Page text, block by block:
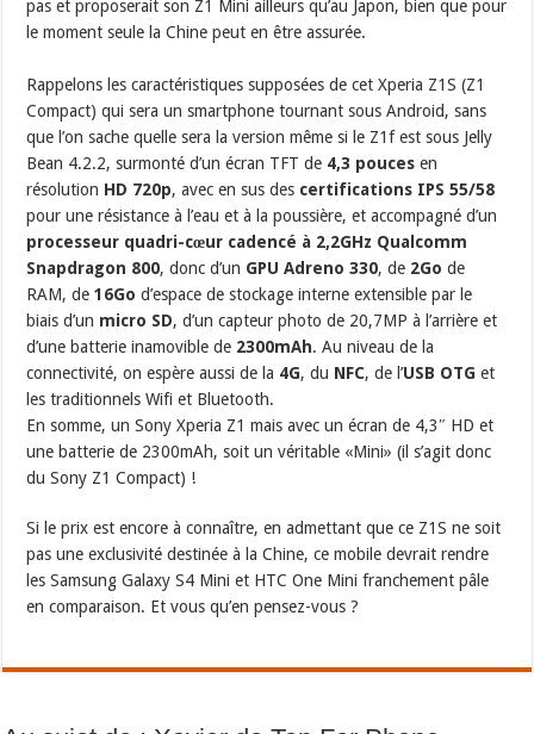
pas et proposerait son Z1 Mini ailleurs qu’au Japon, bien que pour
le moment seule la Chine peut en être assurée.
Rappelons les caractéristiques supposées de cet Xperia Z1S (Z1
Compact) qui sera un smartphone tournant sous Android, sans
que l’on sache quelle sera la version même si le Z1f est sous Jelly
Bean 4.2.2, surmonté d’un écran TFT de 4,3 pouces en
résolution HD 720p, avec en sus des certifications IPS 55/58
pour une résistance à l’eau et à la poussière, et accompagné d’un
processeur quadri-cœur cadencé à 2,2GHz Qualcomm
Snapdragon 800, donc d’un GPU Adreno 330, de 2Go de
RAM, de16Go d’espace de stockage interne extensible par le
biais d’un micro SD, d’un capteur photo de 20,7MP à l’arrière et
d’une batterie inamovible de 2300mAh. Au niveau de la
connectivité, on espère aussi de la 4G, du NFC, de l’USB OTG et
les traditionnels Wifi et Bluetooth.
En somme, un Sony Xperia Z1 mais avec un écran de 4,3″ HD et
une batterie de 2300mAh, soit un véritable «Mini» (il s’agit donc
du Sony Z1 Compact) !
Si le prix est encore à connaître, en admettant que ce Z1S ne soit
pas une exclusivité destinée à la Chine, ce mobile devrait rendre
les Samsung Galaxy S4 Mini et HTC One Mini franchement pâle
en comparaison. Et vous qu’en pensez-vous ?